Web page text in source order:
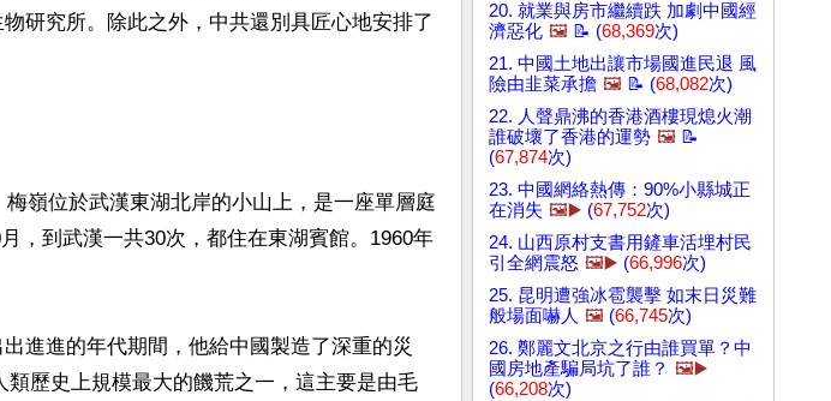
研究所。除此之外，中共還別具匠心地安排了
嶺位於武漢東湖北岸的小山上，是一座單層庭
，到武漢一共30次，都住在東湖賓館。1960年
進進的年代期間，他給中國製造了深重的災
歷史上規模最大的饑荒之一，這主要是由毛
20. 就業與房市繼續跌 加劇中國經
濟惡化 🖼️ 📝 (68,369次)
21. 中國土地出讓市場國進民退 風
險由韭菜承擔 🖼️ 📝 (68,082次)
22. 人聲鼎沸的香港酒樓現熄火潮
誰破壞了香港的運勢 🖼️ 📝
(67,874次)
23. 中國網絡熱傳：90%小縣城正
在消失 🖼️▶️ (67,752次)
24. 山西原村支書用鏟車活埋村民
引全網震怒 🖼️▶️ (66,996次)
25. 昆明遭強冰雹襲擊 如末日災難
般場面嚇人 🖼️ (66,745次)
26. 鄭麗文北京之行由誰買單？中
國房地產騙局坑了誰？ 🖼️▶️
(66,208次)